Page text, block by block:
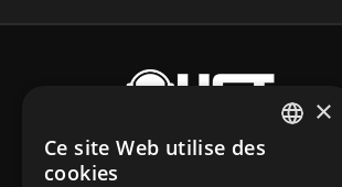
×
Ce site Web utilise des
cookies